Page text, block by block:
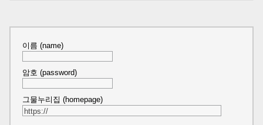
이름 (name)
암호 (password)
그물누리집 (homepage)